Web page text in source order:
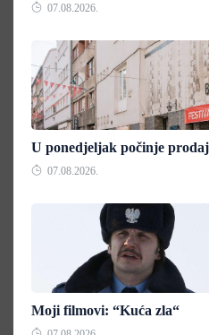
07.08.2026.
U ponedjeljak počinje
07.08.2026.
Moji filmovi: “Kuća zla“